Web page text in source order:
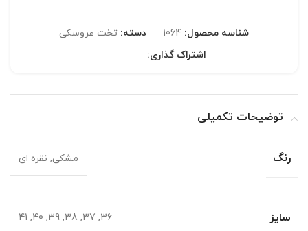
شناسه محصول: 1064 دسته: تخت عروسکی
اشتراک گذاری:
توضیحات تکمیلی
رنگ مشکی, نقره ای
سایز 36, 37, 38, 39, 40, 41